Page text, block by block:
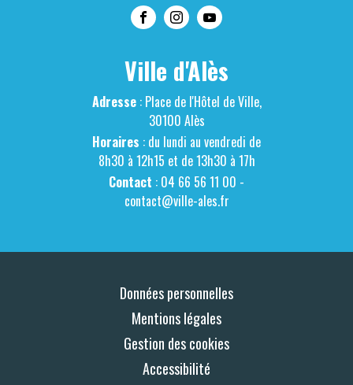
Ville d'Alès
Adresse: Place de l'Hôtel de Ville,
30100 Alès
Horaires : du lundi au vendredi de
8h30 à 12h15 et de 13h30 à 17h
Contact : 04 66 56 11 00 -
contact@ville-ales.fr
Données personnelles
Mentions légales
Gestion des cookies
Accessibilité